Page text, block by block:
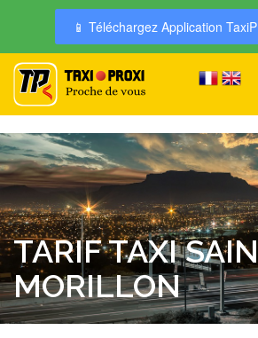
📱 Téléchargez Application
TARIF TAXI
MORILLON